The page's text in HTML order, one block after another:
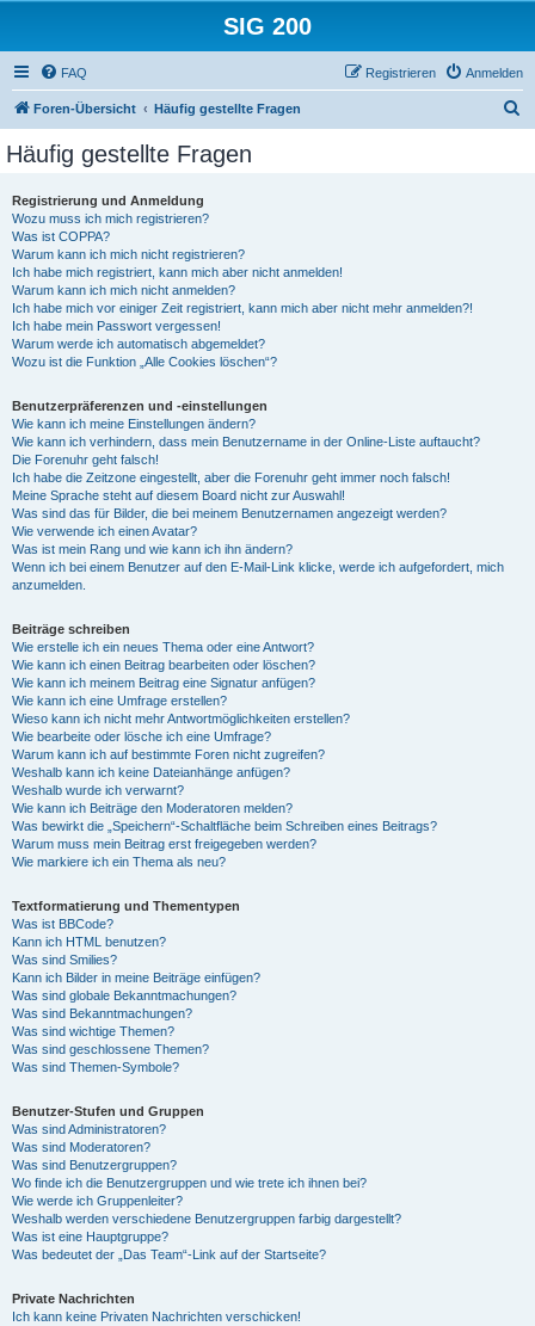
SIG 200
FAQ Anmelden
Registrieren
Foren-Übersicht Häufig gestellte Fragen
Häufig gestellte Fragen
Registrierung und Anmeldung
Wozu muss ich mich registrieren?
Was ist COPPA?
Warum kann ich mich nicht registrieren?
Ich habe mich registriert, kann mich aber nicht anmelden!
Warum kann ich mich nicht anmelden?
Ich habe mich vor einiger Zeit registriert, kann mich aber nicht mehr anmelden?!
Ich habe mein Passwort vergessen!
Warum werde ich automatisch abgemeldet?
Wozu ist die Funktion „Alle Cookies löschen“?
Benutzerpräferenzen und -einstellungen
Wie kann ich meine Einstellungen ändern?
Wie kann ich verhindern, dass mein Benutzername in der Online-Liste auftaucht?
Die Forenuhr geht falsch!
Ich habe die Zeitzone eingestellt, aber die Forenuhr geht immer noch falsch!
Meine Sprache steht auf diesem Board nicht zur Auswahl!
Was sind das für Bilder, die bei meinem Benutzernamen angezeigt werden?
Wie verwende ich einen Avatar?
Was ist mein Rang und wie kann ich ihn ändern?
Wenn ich bei einem Benutzer auf den E-Mail-Link klicke, werde ich aufgefordert, mich
anzumelden.
Beiträge schreiben
Wie erstelle ich ein neues Thema oder eine Antwort?
Wie kann ich einen Beitrag bearbeiten oder löschen?
Wie kann ich meinem Beitrag eine Signatur anfügen?
Wie kann ich eine Umfrage erstellen?
Wieso kann ich nicht mehr Antwortmöglichkeiten erstellen?
Wie bearbeite oder lösche ich eine Umfrage?
Warum kann ich auf bestimmte Foren nicht zugreifen?
Weshalb kann ich keine Dateianhänge anfügen?
Weshalb wurde ich verwarnt?
Wie kann ich Beiträge den Moderatoren melden?
Was bewirkt die „Speichern“-Schaltfläche beim Schreiben eines Beitrags?
Warum muss mein Beitrag erst freigegeben werden?
Wie markiere ich ein Thema als neu?
Textformatierung und Thementypen
Was ist BBCode?
Kann ich HTML benutzen?
Was sind Smilies?
Kann ich Bilder in meine Beiträge einfügen?
Was sind globale Bekanntmachungen?
Was sind Bekanntmachungen?
Was sind wichtige Themen?
Was sind geschlossene Themen?
Was sind Themen-Symbole?
Benutzer-Stufen und Gruppen
Was sind Administratoren?
Was sind Moderatoren?
Was sind Benutzergruppen?
Wo finde ich die Benutzergruppen und wie trete ich ihnen bei?
Wie werde ich Gruppenleiter?
Weshalb werden verschiedene Benutzergruppen farbig dargestellt?
Was ist eine Hauptgruppe?
Was bedeutet der „Das Team“-Link auf der Startseite?
Private Nachrichten
Ich kann keine Privaten Nachrichten verschicken!